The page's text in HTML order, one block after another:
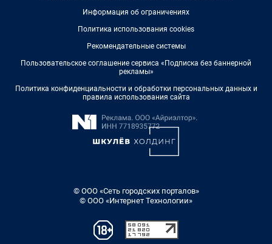
Информация об ограничениях
Политика использования cookies
Рекомендательные системы
Пользовательское соглашение сервиса «Подписка без баннерной
рекламы»
Политика конфиденциальности и обработки персональных данных и
правила использования сайта
© ООО «Сеть городских порталов»
© ООО «Интернет Технологии»